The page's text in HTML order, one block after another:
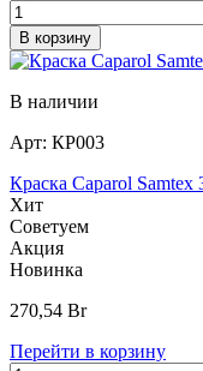
В корзину
В наличии
Арт: КР003
Краска Caparol
Хит
Советуем
Акция
Новинка
270,54 Br
Перейти в корзину